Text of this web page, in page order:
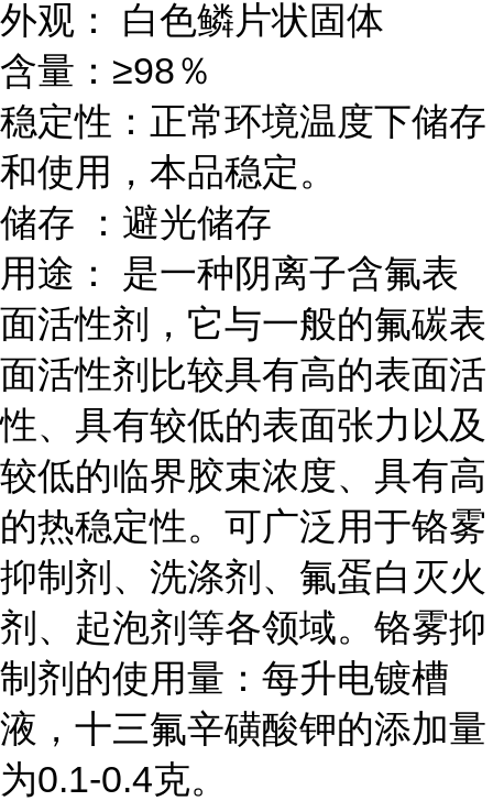
外观：
白色鳞片状固体
含量： ≥98％
稳定性：正常环境温度下储存
和使用，本品稳定。
储存 ：避光储存
用途：
是一种阴离子含氟表
面活性剂，它与一般的氟碳表
面活性剂比较具有高的表面活
性、具有较低的表面张力以及
较低的临界胶束浓度、具有高
的热稳定性。可广泛用于铬雾
抑制剂、洗涤剂、氟蛋白灭火
剂、起泡剂等各领域。铬雾抑
制剂的使用量：每升电镀槽
液，十三氟辛磺酸钾的添加量
为0.1-0.4克。